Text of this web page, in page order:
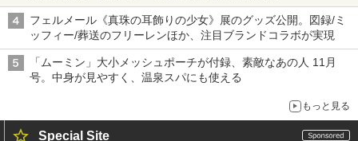
フェルメール《真珠の耳飾りの少女》展のグッズ公開。図録/ミ
ッフィー/葬送のフリーレンほか、注目ブランドコラボが実現
「ムーミン」大小メッシュポーチが付録、素敵なあの人 11月
号。中身が見やすく、温泉スパにも使える
もっと見る
Special Site